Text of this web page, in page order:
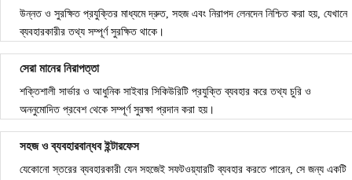
উন্নত ও সুরক্ষিত প্রযুক্তির মাধ্যমে দ্রুত, সহজ এবং নিরাপদ লেনদেন নিশ্চিত করা হয়, যেখানে
ব্যবহারকারীর তথ্য সম্পূর্ণ সুরক্ষিত থাকে।
সেরা মানের নিরাপত্তা
শক্তিশালী সার্ভার ও আধুনিক সাইবার সিকিউরিটি প্রযুক্তি ব্যবহার করে তথ্য চুরি ও
অননুমোদিত প্রবেশ থেকে সম্পূর্ণ সুরক্ষা প্রদান করা হয়।
সহজ ও ব্যবহারবান্ধব ইন্টারফেস
যেকোনো স্তরের ব্যবহারকারী যেন সহজেই সফটওয়্যারটি ব্যবহার করতে পারেন, সে জন্য একটি